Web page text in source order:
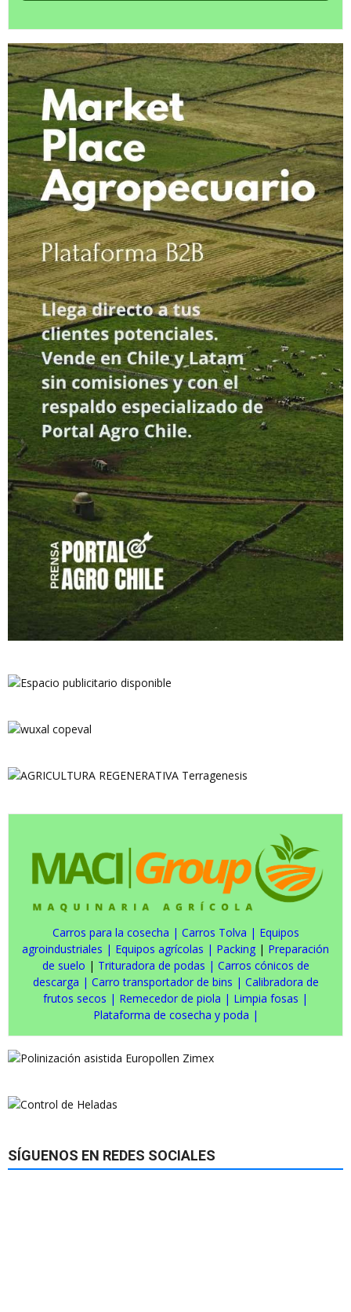
Carros para la cosecha | Carros Tolva | Equipos
agroindustriales | Equipos agrícolas | Packing | Preparación
de suelo | Trituradora de podas | Carros cónicos de
descarga | Carro transportador de bins | Calibradora de
frutos secos | Remecedor de piola | Limpia fosas |
Plataforma de cosecha y poda |
SÍGUENOS EN REDES SOCIALES